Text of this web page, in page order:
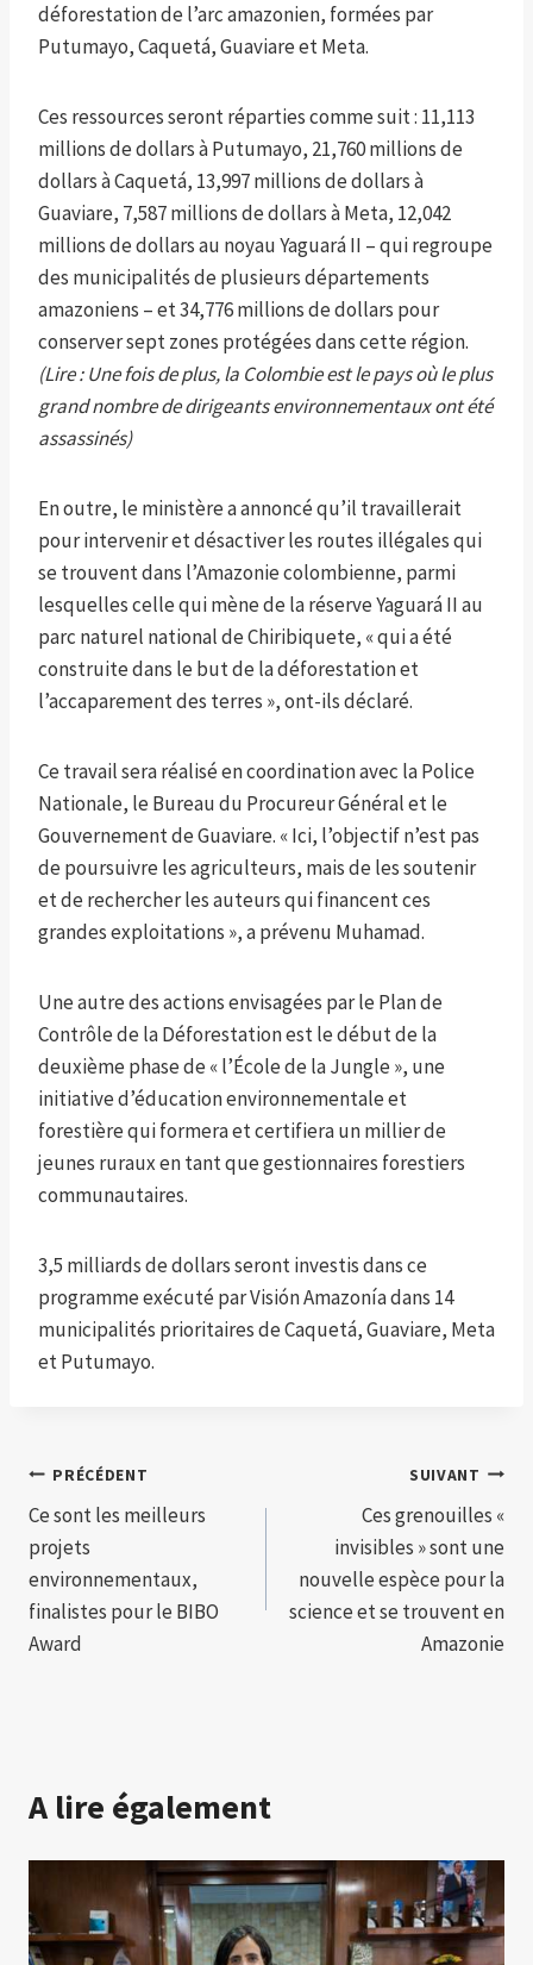
déforestation de l’arc amazonien, formées par
Putumayo, Caquetá, Guaviare et Meta.
Ces ressources seront réparties comme suit : 11,113
millions de dollars à Putumayo, 21,760 millions de
dollars à Caquetá, 13,997 millions de dollars à
Guaviare, 7,587 millions de dollars à Meta, 12,042
millions de dollars au noyau Yaguará II – qui regroupe
des municipalités de plusieurs départements
amazoniens – et 34,776 millions de dollars pour
conserver sept zones protégées dans cette région.
(Lire : Une fois de plus, la Colombie est le pays où le plus
grand nombre de dirigeants environnementaux ont été
assassinés)
En outre, le ministère a annoncé qu’il travaillerait
pour intervenir et désactiver les routes illégales qui
se trouvent dans l’Amazonie colombienne, parmi
lesquelles celle qui mène de la réserve Yaguará II au
parc naturel national de Chiribiquete, « qui a été
construite dans le but de la déforestation et
l’accaparement des terres », ont-ils déclaré.
Ce travail sera réalisé en coordination avec la Police
Nationale, le Bureau du Procureur Général et le
Gouvernement de Guaviare. « Ici, l’objectif n’est pas
de poursuivre les agriculteurs, mais de les soutenir
et de rechercher les auteurs qui financent ces
grandes exploitations », a prévenu Muhamad.
Une autre des actions envisagées par le Plan de
Contrôle de la Déforestation est le début de la
deuxième phase de « l’École de la Jungle », une
initiative d’éducation environnementale et
forestière qui formera et certifiera un millier de
jeunes ruraux en tant que gestionnaires forestiers
communautaires.
3,5 milliards de dollars seront investis dans ce
programme exécuté par Visión Amazonía dans 14
municipalités prioritaires de Caquetá, Guaviare, Meta
et Putumayo.
Navigation
de
l’article
PRÉCÉDENT
Ce sont les meilleurs
projets
environnementaux,
finalistes pour le BIBO
Award
SUIVANT
Ces grenouilles «
invisibles » sont une
nouvelle espèce pour la
science et se trouvent en
Amazonie
A lire également